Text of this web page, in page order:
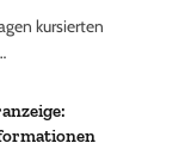
kursierten